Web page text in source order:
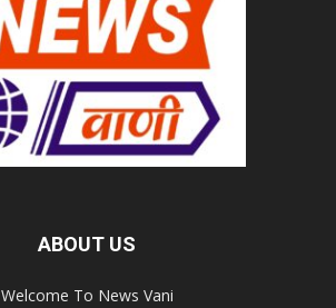
ABOUT US
Welcome To News Vani